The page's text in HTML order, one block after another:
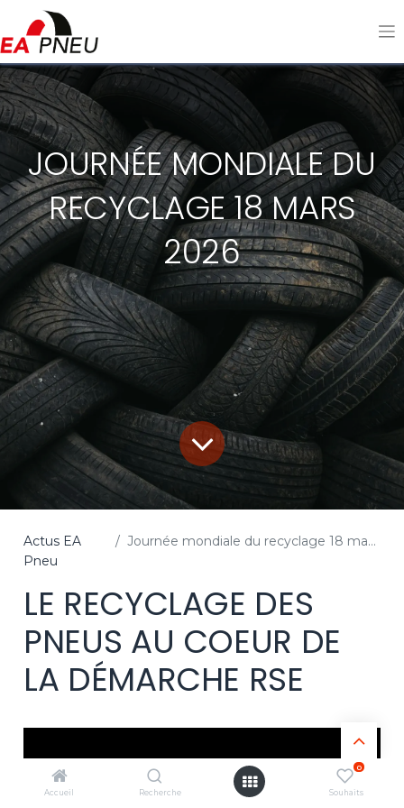
Accueil Recherche
0
Souhaits
JOURNÉE MONDIALE DU
RECYCLAGE 18 MARS
2026
Actus EA
Pneu
Journée mondiale du recyclage 18 mars 2026
LE RECYCLAGE DES
PNEUS AU COEUR DE
LA DÉMARCHE RSE